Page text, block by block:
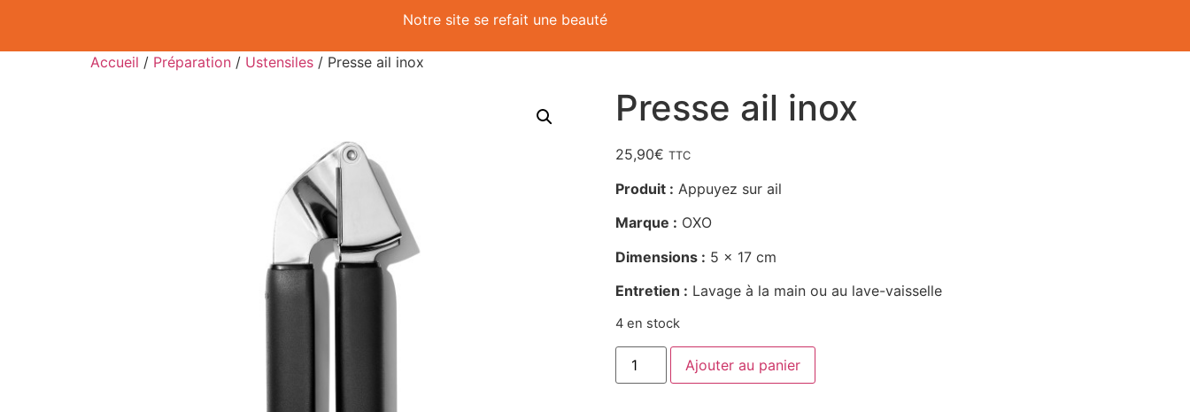
Notre site se refait une beauté
Accueil / Préparation / Ustensiles / Presse ail inox
Presse ail inox
25,90€ TTC
Produit : Appuyez sur ail
Marque : OXO
Dimensions : 5 x 17 cm
Entretien : Lavage à la main ou au lave-vaisselle
4 en stock
Ajouter au panier